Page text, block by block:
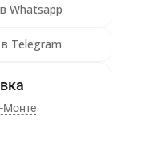
Whatsapp
Telegram
Монте